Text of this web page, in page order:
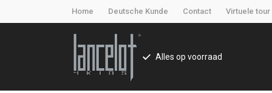
Home Deutsche Kunde Contact Virtuele tour
Alles op voorraad